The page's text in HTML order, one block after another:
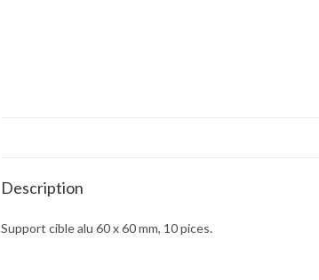
Description
Support cible alu 60 x 60 mm, 10 pices.